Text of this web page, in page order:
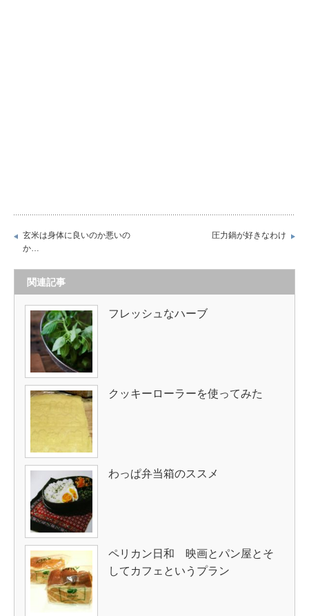
玄米は身体に良いのか悪いの
か…
圧力鍋が好きなわけ
関連記事
フレッシュなハーブ
クッキーローラーを使ってみた
わっぱ弁当箱のススメ
ペリカン日和 映画とパン屋とそ
してカフェというプラン